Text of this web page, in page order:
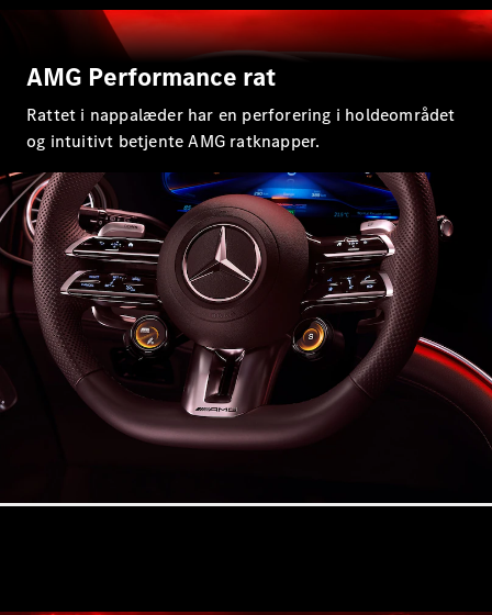
CLA
C-Klasse
C-
Klasse
Sedan
EQE
Sedan
EQS
Sedan
E-Klasse
Sedan
S-Klasse
Lang
Mercedes-
Maybach S-
Klasse
Konfigurator
Showroom
AMG Performance rat
Rattet i nappalæder har en perforering i holdeområdet
og intuitivt betjente AMG ratknapper.